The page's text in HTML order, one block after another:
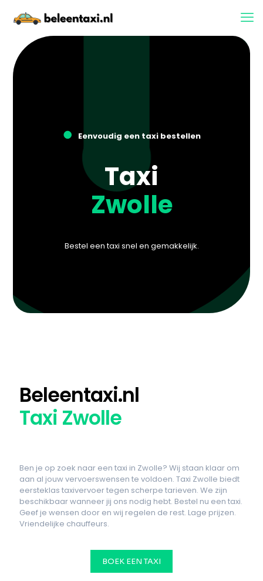
● Eenvoudig een taxi bestellen
Taxi
Zwolle
Bestel een taxi snel en gemakkelijk.
Beleentaxi.nl
Taxi Zwolle
Ben je op zoek naar een taxi in Zwolle? Wij staan klaar om
aan al jouw vervoerswensen te voldoen. Taxi Zwolle biedt
eersteklas taxivervoer tegen scherpe tarieven. We zijn
beschikbaar wanneer jij ons nodig hebt. Bestel nu een taxi.
Geef je wensen door en wij regelen de rest. Lage prijzen.
Vriendelijke chauffeurs.
BOEK EEN TAXI